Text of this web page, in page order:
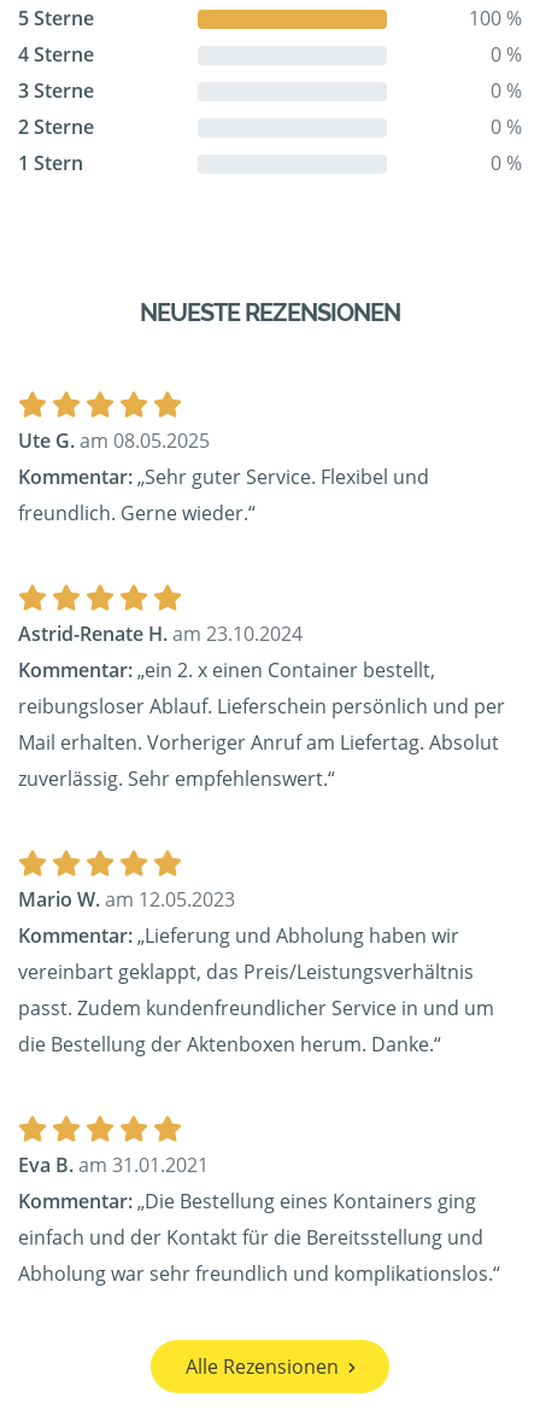
5 Sterne
100 %
4 Sterne
0 %
3 Sterne
0 %
2 Sterne
0 %
1 Stern
0 %
NEUESTE REZENSIONEN
Ute G.am 08.05.2025
Kommentar:„Sehr guter Service. Flexibel und
freundlich. Gerne wieder.“
Astrid-Renate H.am 23.10.2024
Kommentar:„ein 2. x einen Container bestellt,
reibungsloser Ablauf. Lieferschein persönlich und per
Mail erhalten. Vorheriger Anruf am Liefertag. Absolut
zuverlässig. Sehr empfehlenswert.“
Mario W.am 12.05.2023
Kommentar:„Lieferung und Abholung haben wir
vereinbart geklappt, das Preis/Leistungsverhältnis
passt. Zudem kundenfreundlicher Service in und um
die Bestellung der Aktenboxen herum. Danke.“
Eva B.am 31.01.2021
Kommentar:„Die Bestellung eines Kontainers ging
einfach und der Kontakt für die Bereitsstellung und
Abholung war sehr freundlich und komplikationslos.“
Alle Rezensionen